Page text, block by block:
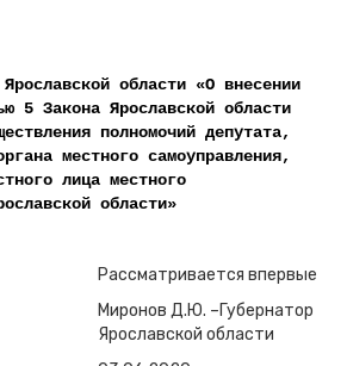
области «О внесении
5 Закона Ярославской области
полномочий депутата,
местного самоуправления,
лица местного
области»
Рассматривается впервые
Миронов Д.Ю. –Губернатор
Ярославской области